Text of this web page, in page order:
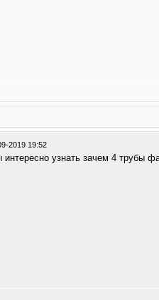
2019 19:52
узнать зачем 4 трубы